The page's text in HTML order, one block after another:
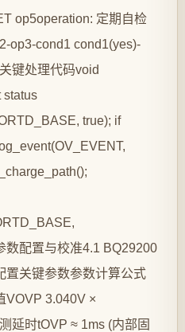
op5operation: 定期自检
op3-cond1 cond1(yes)-
键处理代码void
status
true); if
数配置与校准4.1 BQ29200
置关键参数参数计算公式
VOVP 3.040V ×
延时tOVP ≈ 1ms (内部固